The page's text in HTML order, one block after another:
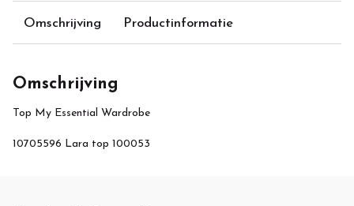
Omschrijving Productinformatie
Omschrijving
Top My Essential Wardrobe
10705596 Lara top 100053